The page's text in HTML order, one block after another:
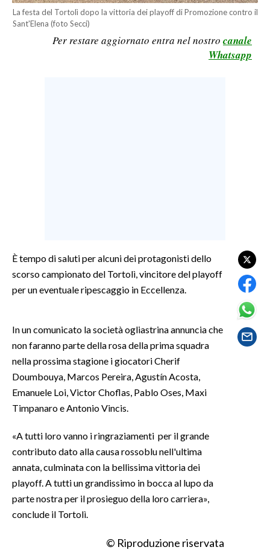
BANDI
SPORT IN SARDEGNA
SPETTACOLI
SALUTE
SARDEGNA TURISMO
SARDI NEL MONDO
NOTIZIE
#CARAUNIONE
3 MINUTI CON
INSULARITÀ
La festa del Tortolì dopo la vittoria dei playoff di Promozione contro il
Sant'Elena (foto Secci)
Per restare aggiornato entra nel nostro canale
Whatsapp
È tempo di saluti per alcuni dei protagonisti dello
scorso campionato del Tortolì, vincitore del playoff
per un eventuale ripescaggio in Eccellenza.
In un comunicato la società ogliastrina annuncia che
non faranno parte della rosa della prima squadra
nella prossima stagione i giocatori Cherif
Doumbouya, Marcos Pereira, Agustín Acosta,
Emanuele Loi, Victor Choflas, Pablo Oses, Maxi
Timpanaro e Antonio Vincis.
«A tutti loro vanno i ringraziamenti per il grande
contributo dato alla causa rossoblu nell'ultima
annata, culminata con la bellissima vittoria dei
playoff. A tutti un grandissimo in bocca al lupo da
parte nostra per il prosieguo della loro carriera»,
conclude il Tortolì.
© Riproduzione riservata